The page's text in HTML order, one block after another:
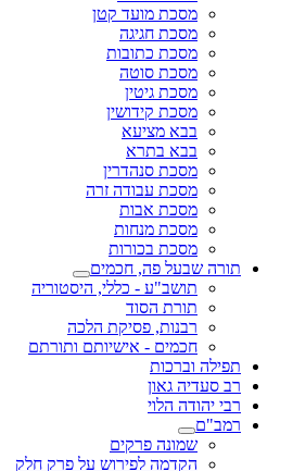
מסכת מועד קטן
מסכת חגיגה
מסכת כתובות
מסכת סוטה
מסכת גיטין
מסכת קידושין
בבא מציעא
בבא בתרא
מסכת סנהדרין
מסכת עבודה זרה
מסכת אבות
מסכת מנחות
מסכת בכורות
תורה שבעל פה, חכמים
תושב"ע - כללי, היסטוריה
תורת הסוד
רבנות, פסיקת הלכה
חכמים - אישיותם ותורתם
תפילה וברכות
רב סעדיה גאון
רבי יהודה הלוי
רמב"ם
שמונה פרקים
הקדמה לפירוש על פרק חלק